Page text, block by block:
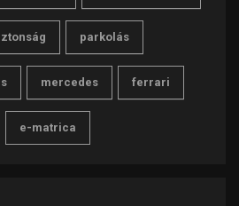
parkolás
mercedes ferrari
e-matrica